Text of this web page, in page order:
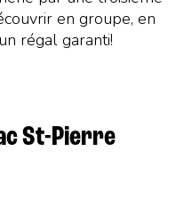
en groupe, en
régal garanti!
St-Pierre